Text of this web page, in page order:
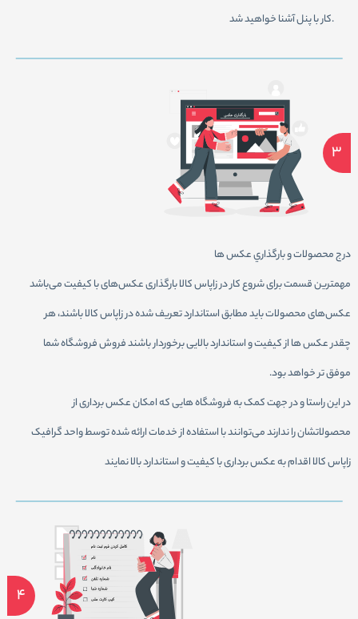
كار با پنل آشنا خواهيد شد.
3
درج محصولات و بارگذاري عكس ها
مهمترين قسمت برای شروع كار در زاپاس کالا بارگذاری عكس‌های با كيفيت می‌باشد
عكس‌های محصولات بايد مطابق استاندارد تعريف شده در زاپاس کالا باشند، هر
چقدر عكس ها از كيفيت و استاندارد بالايی برخوردار باشند فروش فروشگاه شما
موفق تر خواهد بود.
در اين راستا و در جهت كمک به فروشگاه هايی كه امكان عكس برداری از
محصولاتشان را ندارند می‌توانند با استفاده از خدمات ارائه شده توسط واحد گرافيک
زاپاس کالا اقدام به عكس برداری با كيفيت و استاندارد بالا نمايند
4